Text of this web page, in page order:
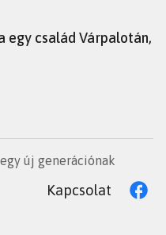
egy család Várpalotán,
új generációnak
Kapcsolat